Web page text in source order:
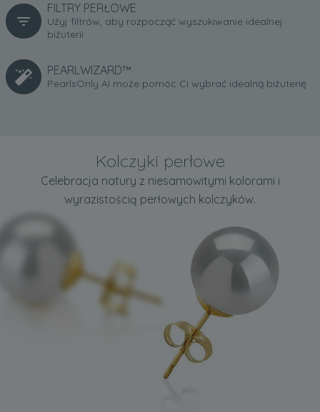
FILTRY PERŁOWE
Użyj filtrów, aby rozpocząć wyszukiwanie idealnej
biżuterii
PEARLWIZARD™
PearlsOnly AI może pomóc Ci wybrać idealną biżuterię
Kolczyki perłowe
Celebracja natury z niesamowitymi kolorami i
wyrazistością perłowych kolczyków.